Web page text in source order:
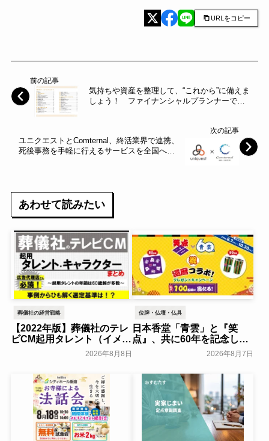
URLをコピー
前の記事
気持ちや資産を整理して、“これから”に備えま
しょう！ ファイナンシャルプランナーで消
次の記事
ユニクエストとComternal、終活業界で連携、
死後事務を手軽に行えるサービスを全国へ展
あわせて読みたい
葬儀社の経営戦略
【2022年版】葬儀社のテレ
ビCM起用タレント（イメー
ジキャラクター）まとめ
2026年8月8日
位牌・仏壇・仏具
日本香堂「青雲」と『笑
点』、共に60年を記念した
初コラボ！オリジナルグッ
ズのプレゼントキャンペー
ンを実施～日本香堂～
一般公開
2026年8月7日